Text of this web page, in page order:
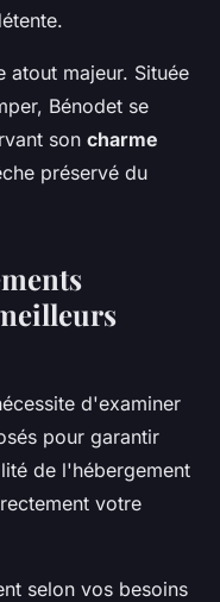
atout majeur. Située
Bénodet se
son charme
préservé du
d'examiner
pour garantir
de l'hébergement
votre
selon vos besoins